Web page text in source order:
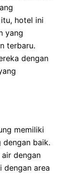
hotel ini
yang
terbaru.
dengan
memiliki
dengan baik.
dengan
dengan area